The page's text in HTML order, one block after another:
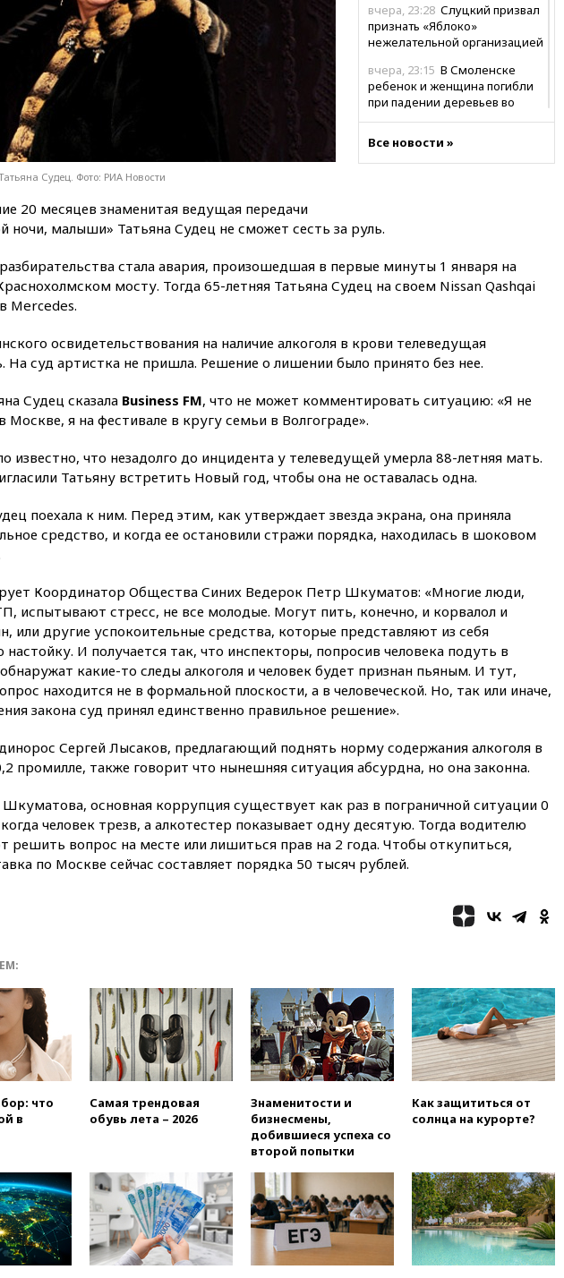
вчера, 23:28 Слуцкий призвал
признать «Яблоко»
нежелательной организацией
вчера, 23:15 В Смоленске
ребенок и женщина погибли
при падении деревьев во
вчера, 22:55В Москве в
пятницу ожидаются ливни
российского гражданства
станет значительно дороже
штурмовую дивизию
легендарной
доклад о ситуации на
признала нежелательным в
РФ американский Human
вчера, 21:35 «Аэрофлот»
отменяет часть рейсов в Сочи
выиграл золото чемпионата
Европы в прыжках с 10-
метровой вышки
вчера, 21:10РФ не получала
обращений о прекращении
концессии строительства ж/д
в Армении
обсуждают эксперимент по
онлайн-продаже алкоголя
россиянам могут
рекомендовать не посещать
Армению
вчера, 20:35
беспилотник над Россией
Ямпольская
вчера, 20:15Минтранс
предложил оплачивать
защиту дорог от БПЛА из
средств на ремонт
вчера, 20:00Зеленский 8
августа посетит Сербию с
официальным визитом
вчера, 19:58
отмене ЕГЭ
вчера, 19:50Аэропорты Сочи и
Ярославля приостановили
работу
вчера, 19:35WP: Трамп
Все новости »
Судец. Фото: РИА Новости
20 месяцев знаменитая ведущая передачи
ночи, малыши» Татьяна Судец не сможет сесть за руль.
стала авария, произошедшая в первые минуты 1 января на
мосту. Тогда 65-летняя Татьяна Судец на своем Nissan Qashqai
Mercedes.
освидетельствования на наличие алкоголя в крови телеведущая
На суд артистка не пришла. Решение о лишении было принято без нее.
Судец сказала Business FM, что не может комментировать ситуацию: «Я не
Москве, я на фестивале в кругу семьи в Волгограде».
известно, что незадолго до инцидента у телеведущей умерла 88-летняя мать.
Татьяну встретить Новый год, чтобы она не оставалась одна.
поехала к ним. Перед этим, как утверждает звезда экрана, она приняла
средство, и когда ее остановили стражи порядка, находилась в шоковом
Координатор Общества Синих Ведерок Петр Шкуматов: «Многие люди,
испытывают стресс, не все молодые. Могут пить, конечно, и корвалол и
или другие успокоительные средства, которые представляют из себя
И получается так, что инспекторы, попросив человека подуть в
какие-то следы алкоголя и человек будет признан пьяным. И тут,
находится не в формальной плоскости, а в человеческой. Но, так или иначе,
закона суд принял единственно правильное решение».
Сергей Лысаков, предлагающий поднять норму содержания алкоголя в
промилле, также говорит что нынешняя ситуация абсурдна, но она законна.
основная коррупция существует как раз в пограничной ситуации 0
человек трезв, а алкотестер показывает одну десятую. Тогда водителю
решить вопрос на месте или лишиться прав на 2 года. Чтобы откупиться,
по Москве сейчас составляет порядка 50 тысяч рублей.
что
в
Самая трендовая
обувь лета – 2026
Знаменитости и
бизнесмены,
добившиеся успеха со
второй попытки
Как защититься от
солнца на курорте?